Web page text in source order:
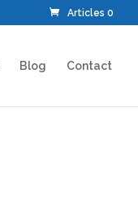
Articles 0
Blog Contact